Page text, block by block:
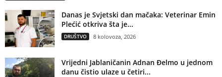
Danas je Svjetski dan mačaka: Veterinar Emin
Plećić otkriva šta je...
DRUŠTVO 8 kolovoza, 2026
Vrijedni Jablaničanin Adnan Đelmo u jednom
danu čistio ulaze u četiri...